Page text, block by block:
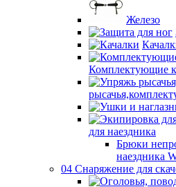
Железо
Комплектующие к
для наездника
Брюки
наездника
04 Снаряжение для